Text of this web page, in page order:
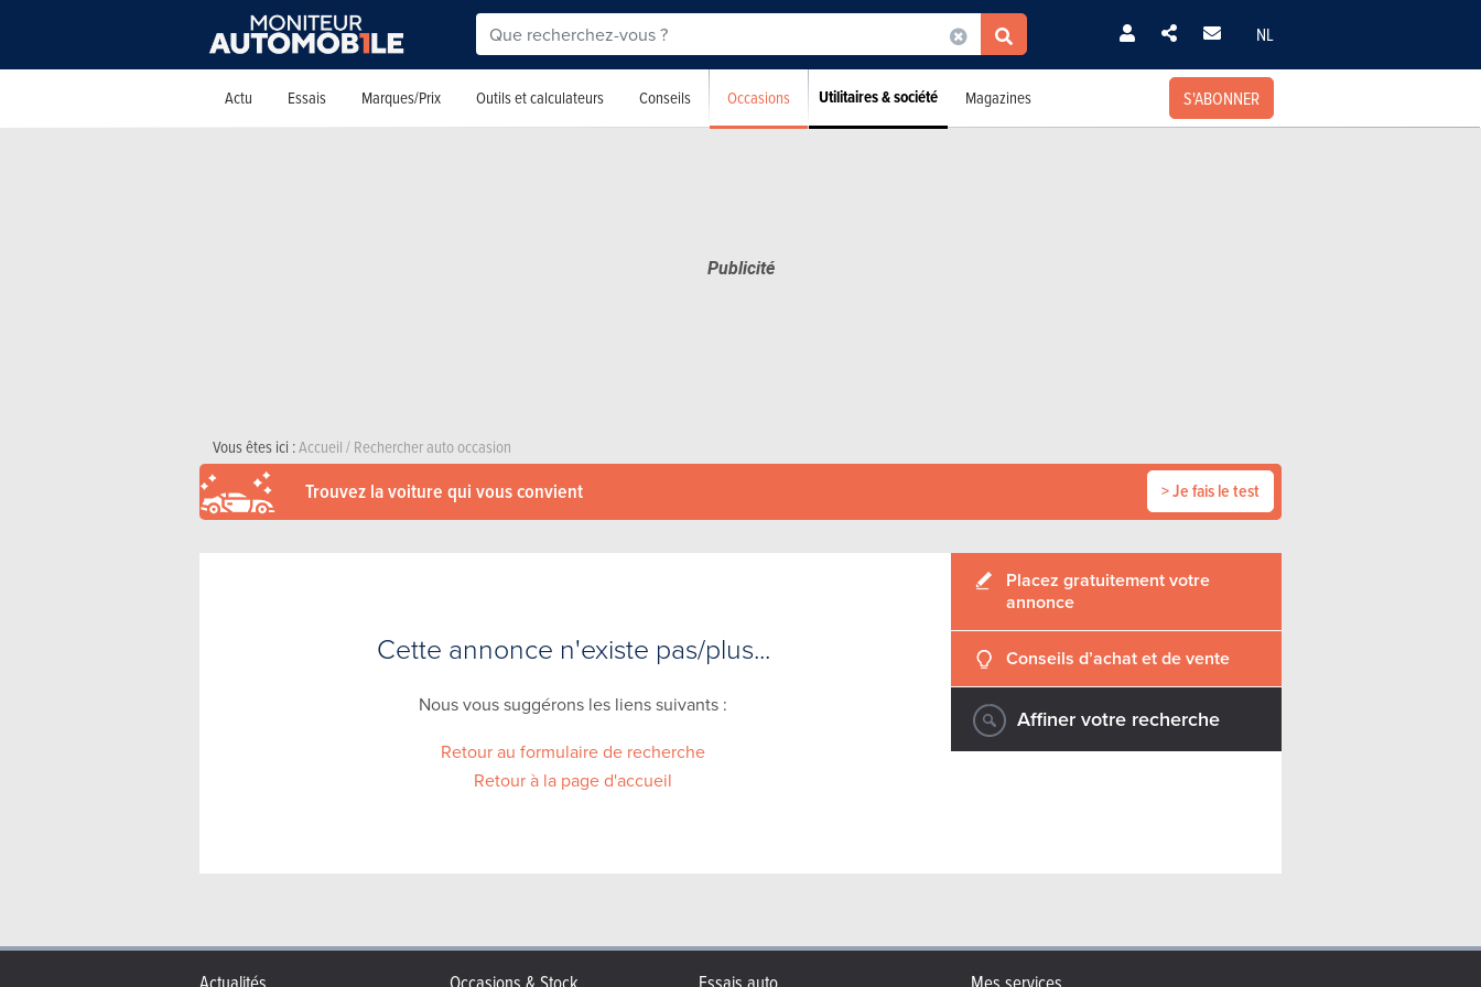
NL
Actu Essais Marques/Prix Outils et calculateurs Conseils Occasions Utilitaires & société Magazines S'ABONNER
Vous êtes ici :Accueil/Rechercher auto occasion
Trouvez la voiture qui vous convient > Je fais le test
Cette annonce n'existe pas/plus...
Nous vous suggérons les liens suivants :
Retour au formulaire de recherche
Retour à la page d'accueil
Placez gratuitement votre
annonce
Conseils d’achat et de vente
Affiner votre recherche
Actualités Occasions & Stock Essais auto Mes services